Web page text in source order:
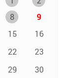
8
9
15
16
22
23
29 30